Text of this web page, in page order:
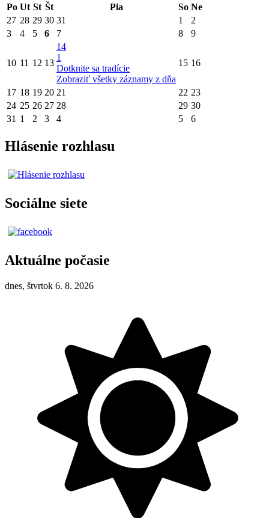
Po Ut St Št Pia So Ne
27 28 29 30 31 1
2
3
4 5 6 7 8 9
10 11 12 13
14
1
Dotknite sa tradície
Zobraziť všetky záznamy z dňa
15 16
17 18 19 20 21 22 23
24 25 26 27 28 29 30
31 1 2 3 4 5 6
Hlásenie rozhlasu
Sociálne siete
Aktuálne počasie
dnes, štvrtok 6. 8. 2026